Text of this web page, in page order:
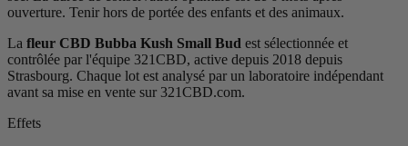
ouverture. Tenir hors de portée des enfants et des animaux.
La fleur CBD Bubba Kush Small Bud est sélectionnée et
contrôlée par l'équipe 321CBD, active depuis 2018 depuis
Strasbourg. Chaque lot est analysé par un laboratoire indépendant
avant sa mise en vente sur 321CBD.com.
Effets